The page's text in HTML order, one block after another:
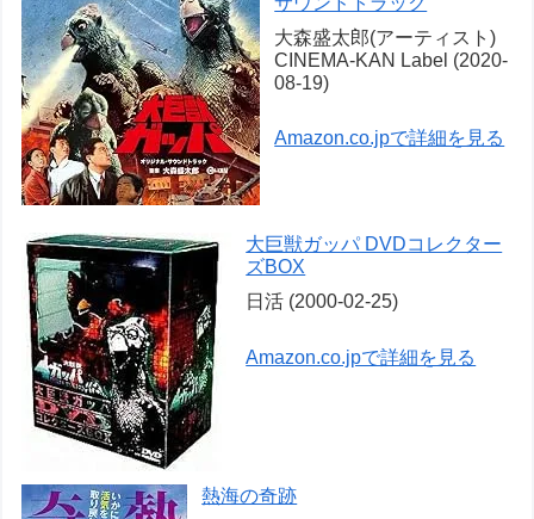
大森盛太郎(アーティスト)
CINEMA-KAN Label (2020-
08-19)
Amazon.co.jpで詳細を見る
大巨獣ガッパ DVDコレクター
ズBOX
日活 (2000-02-25)
Amazon.co.jpで詳細を見る
熱海の奇跡